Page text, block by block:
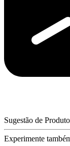
Sugestão de Produto
Experimente